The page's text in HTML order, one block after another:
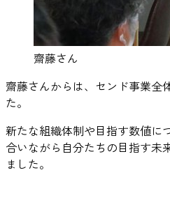
齋藤さん
齋藤さんからは、センド事業全
た。
新たな組織体制や目指す数値に
合いながら自分たちの目指す未
ました。